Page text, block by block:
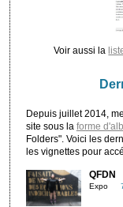
Voir aussi la
Depuis juillet 2014,
site sous la forme
Folders". Voici les
les vignettes pour
QFDN
Expo